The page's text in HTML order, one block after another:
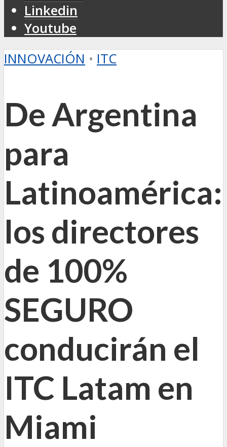
Linkedin
Youtube
INNOVACIÓN • ITC
De Argentina
para
Latinoamérica:
los directores
de 100%
SEGURO
conducirán el
ITC Latam en
Miami